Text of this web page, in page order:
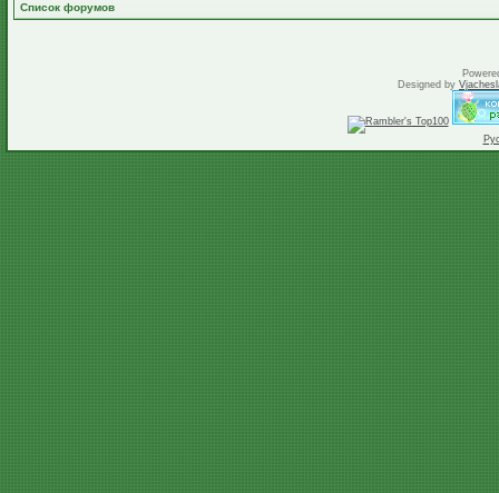
Список форумов
Designed by